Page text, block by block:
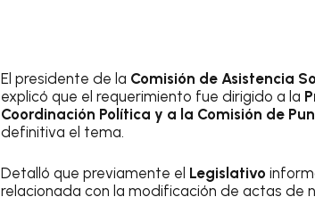
El presidente de la Comisión de Asistencia
explicó que el requerimiento fue dirigido a la
Coordinación Política y a la Comisión de
definitiva el tema.
Detalló que previamente el Legislativo
relacionada con la modificación de actas de